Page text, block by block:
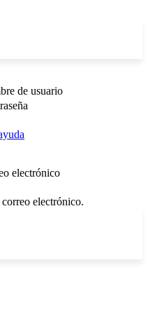
de usuario
electrónico
electrónico.